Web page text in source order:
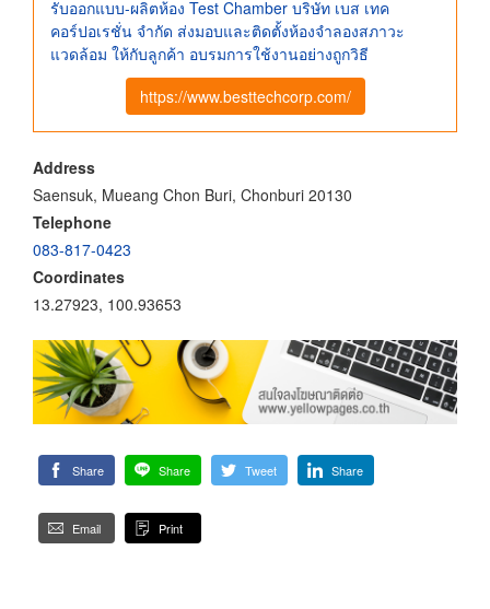
รับออกแบบ-ผลิตห้อง Test Chamber บริษัท เบส เทค
คอร์ปอเรชั่น จำกัด ส่งมอบและติดตั้งห้องจำลองสภาวะ
แวดล้อม ให้กับลูกค้า อบรมการใช้งานอย่างถูกวิธี
https://www.besttechcorp.com/
Address
Saensuk, Mueang Chon Buri, Chonburi 20130
Telephone
083-817-0423
Coordinates
13.27923, 100.93653
Share Share Tweet Share
Email Print